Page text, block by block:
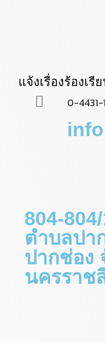
แจ้งเรื่องร้องเรี
0-4431-
804-
ตำบลปา
ปากช่อง
นครราช